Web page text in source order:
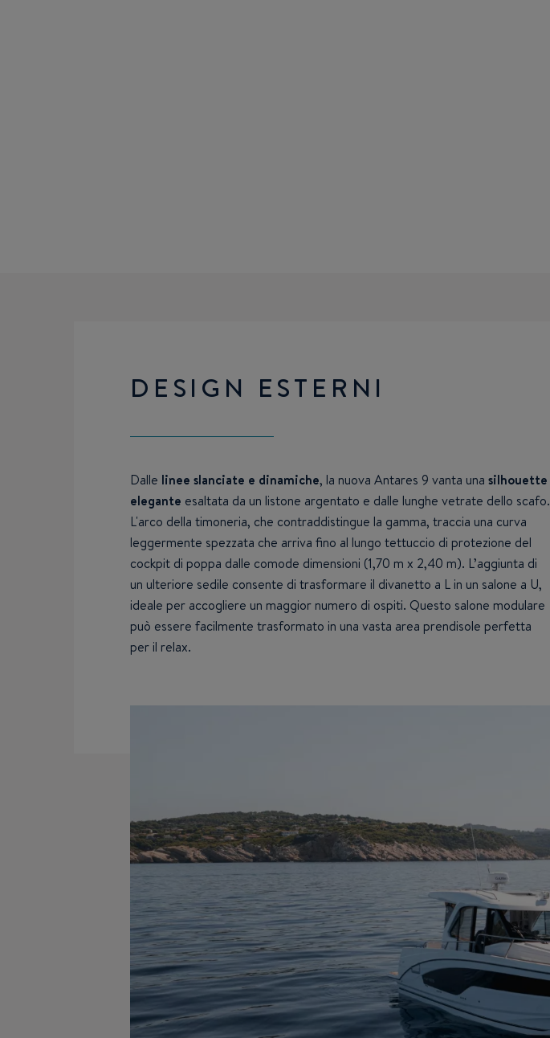
DESIGN ESTERNI
Dalle linee slanciate e dinamiche, la nuova Antares 9 vanta una silhouette
elegante esaltata da un listone argentato e dalle lunghe vetrate dello scafo.
L'arco della timoneria, che contraddistingue la gamma, traccia una curva
leggermente spezzata che arriva fino al lungo tettuccio di protezione del
cockpit di poppa dalle comode dimensioni (1,70 m x 2,40 m). L’aggiunta di
un ulteriore sedile consente di trasformare il divanetto a L in un salone a U,
ideale per accogliere un maggior numero di ospiti. Questo salone modulare
può essere facilmente trasformato in una vasta area prendisole perfetta
per il relax.